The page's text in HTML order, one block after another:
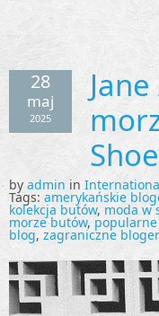
28
maj
2025
by admin in
Tags: amerykańskie
kolekcja butów, moda w
morze butów,
blog, zagraniczne